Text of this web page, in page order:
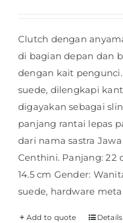
Clutch dengan
di bagian depan dan
dengan kait
suede, dilengkapi
digayakan sebagai
panjang rantai lepas
dari nama sastra
Centhini. Panjang: 22
14.5 cm Gender:
suede, hardware
Add to quote Details